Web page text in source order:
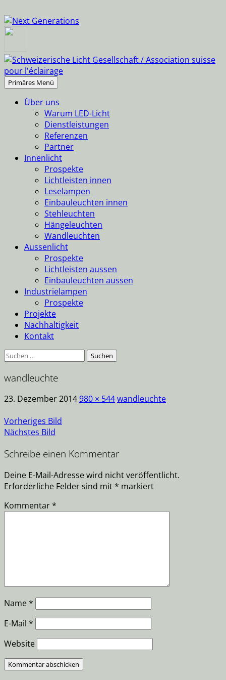
Suchen
Primäres Menü Springe
Inhalt
Über uns
Warum LED-Licht
Dienstleistungen
Referenzen
Partner
Innenlicht
Prospekte
Lichtleisten innen
Leselampen
Einbauleuchten innen
Stehleuchten
Hängeleuchten
Wandleuchten
Aussenlicht
Prospekte
Lichtleisten aussen
Einbauleuchten aussen
Industrielampen
Prospekte
Projekte
Nachhaltigkeit
Kontakt
Suche
wandleuchte
23. Dezember 2014980 × 544wandleuchte
Vorheriges Bild
Nächstes Bild
Schreibe einen Kommentar
Deine E-Mail-Adresse wird nicht veröffentlicht.
Erforderliche Felder sind mit* markiert
Kommentar*
Name*
E-Mail *
Website